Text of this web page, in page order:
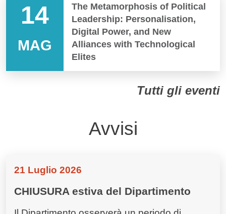
14
MAG
The Metamorphosis of Political
Leadership: Personalisation,
Digital Power, and New
Alliances with Technological
Elites
Tutti gli eventi
Avvisi
21 Luglio 2026
CHIUSURA estiva del Dipartimento